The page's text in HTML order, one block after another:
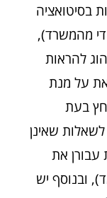
בסיטואציה
מהמשרד),
להראות
על מנת
בעת
שאינן
עבורן את
ובנוסף יש